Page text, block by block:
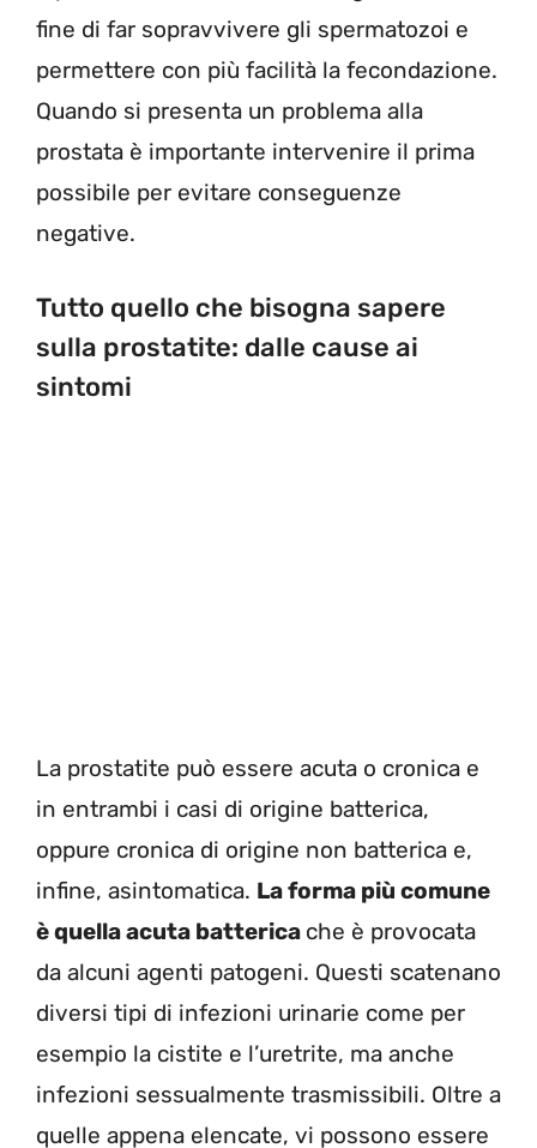
fine di far sopravvivere gli spermatozoi e
permettere con più facilità la fecondazione.
Quando si presenta un problema alla
prostata è importante intervenire il prima
possibile per evitare conseguenze
negative.
Tutto quello che bisogna sapere
sulla prostatite: dalle cause ai
sintomi
La prostatite può essere acuta o cronica e
in entrambi i casi di origine batterica,
oppure cronica di origine non batterica e,
infine, asintomatica. La forma più comune
è quella acuta batterica che è provocata
da alcuni agenti patogeni. Questi scatenano
diversi tipi di infezioni urinarie come per
esempio la cistite e l’uretrite, ma anche
infezioni sessualmente trasmissibili. Oltre a
quelle appena elencate, vi possono essere